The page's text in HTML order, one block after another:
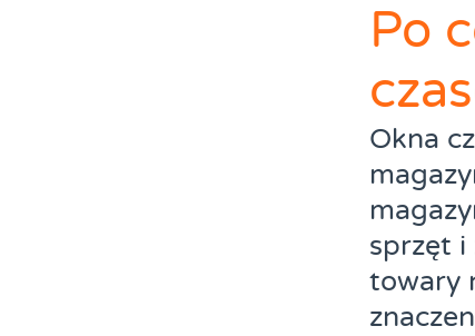
Po
Okna
sprzęt i
towary